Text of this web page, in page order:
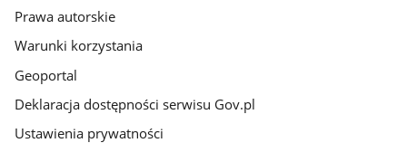
Prawa autorskie
Warunki korzystania
Geoportal
Deklaracja dostępności serwisu Gov.pl
Ustawienia prywatności